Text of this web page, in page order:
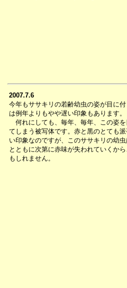
2007.7.6
今年もササキリの若齢幼虫の姿が目に
は例年よりもやや遅い印象もあります。
何れにしても、毎年、毎年、この姿
てしまう被写体です。赤と黒のとても
い印象なのですが、このササキリの幼
とともに次第に赤味が失われていくか
もしれません。